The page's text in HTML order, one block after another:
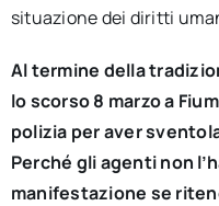
situazione dei diritti
Al termine della
lo scorso 8 marzo a
polizia per aver
Perché gli agenti non
manifestazione se